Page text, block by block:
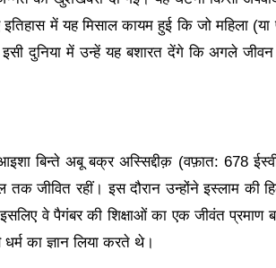
में यह मिसाल कायम हुई कि जो महिला
दुनिया में उन्हें यह बशारत देंगे कि अगले
बिन्ते अबू बक्र अस्सिद्दीक़ (वफ़ात: 678
जीवित रहीं। इस दौरान उन्होंने इस्लाम की
वे पैगंबर की शिक्षाओं का एक जीवंत प्रमाण
का ज्ञान लिया करते थे।